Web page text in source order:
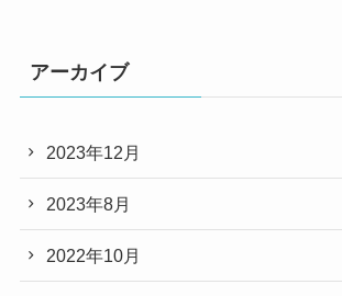
アーカイブ
2023年12月
2023年8月
2022年10月